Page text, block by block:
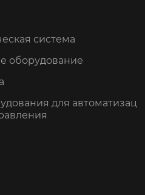
система
оборудование
для автоматизац